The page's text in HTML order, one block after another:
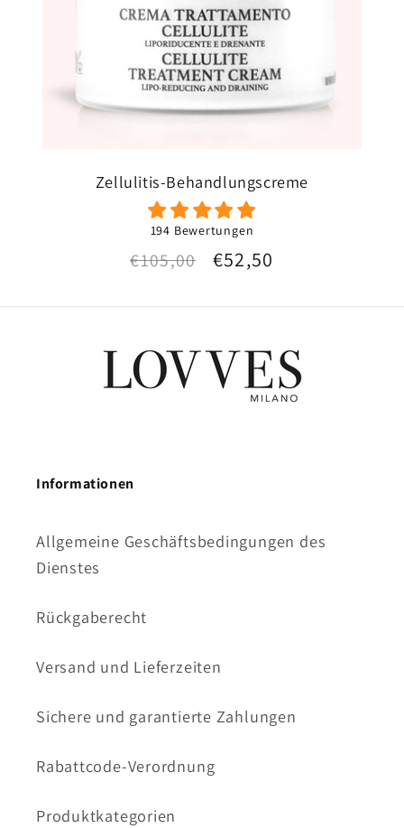
Zellulitis-Behandlungscreme
194 Bewertungen
Normaler
€105,00 Verkaufspreis
€52,50
Informationen
Allgemeine Geschäftsbedingungen des
Dienstes
Rückgaberecht
Versand und Lieferzeiten
Sichere und garantierte Zahlungen
Rabattcode-Verordnung
Produktkategorien